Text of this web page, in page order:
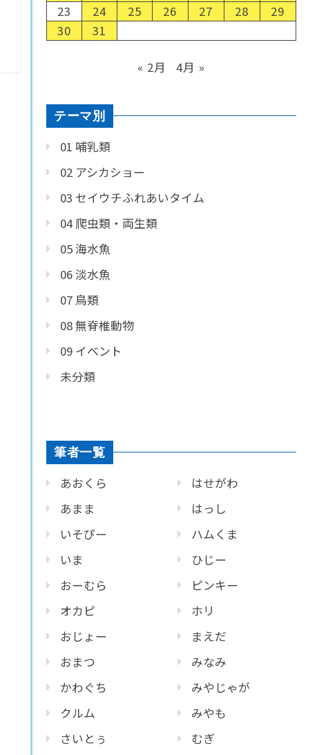
23
24 25 26 27 28
29
30
31
« 2月 4月 »
テーマ別
01 哺乳類
02 アシカショー
03 セイウチふれあいタイム
04 爬虫類・両生類
05 海水魚
06 淡水魚
07 鳥類
08 無脊椎動物
09 イベント
未分類
筆者一覧
あおくら
あまま
いそぴー
いま
おーむら
オカピ
おじょー
おまつ
かわぐち
クルム
さいとぅ
はせがわ
はっし
ハムくま
ひじー
ピンキー
ホリ
まえだ
みなみ
みやじゃが
みやも
むぎ